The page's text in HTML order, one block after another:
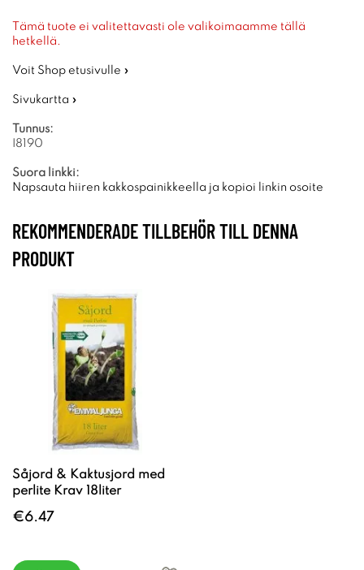
Tämä tuote ei valitettavasti ole valikoimaamme tällä
hetkellä.
Voit Shop etusivulle »
Sivukartta »
Tunnus:
I8190
Suora linkki:
Napsauta hiiren kakkospainikkeella ja kopioi linkin osoite
REKOMMENDERADE TILLBEHÖR TILL DENNA
PRODUKT
Såjord & Kaktusjord med
perlite Krav 18liter
€6.47